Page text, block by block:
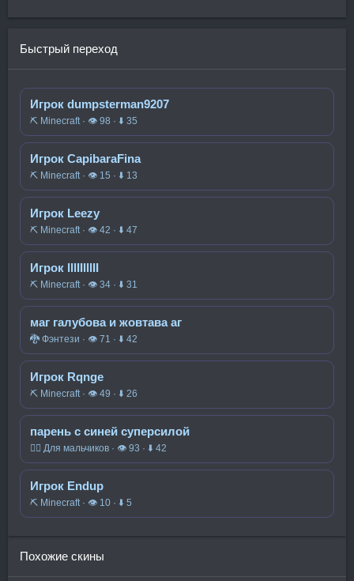
Быстрый переход
Игрок dumpsterman9207
⛏️ Minecraft · 👁 98 · ⬇ 35
Игрок CapibaraFina
⛏️ Minecraft · 👁 15 · ⬇ 13
Игрок Leezy
⛏️ Minecraft · 👁 42 · ⬇ 47
Игрок lllIIlllII
⛏️ Minecraft · 👁 34 · ⬇ 31
маг галубова и жовтава аг
🐉 Фэнтези · 👁 71 · ⬇ 42
Игрок Rqnge
⛏️ Minecraft · 👁 49 · ⬇ 26
парень с синей суперсилой
🧍‍♂️ Для мальчиков · 👁 93 · ⬇ 42
Игрок Endup
⛏️ Minecraft · 👁 10 · ⬇ 5
Похожие скины